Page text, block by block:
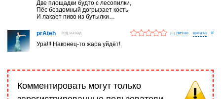
Две площадки будто с лесопилки,
Пёс бездомный догрызает кость
И лакает пиво из бутылки…
prAteh год назад лично #
Ура!!! Наконец-то жара уйдёт!
Комментировать могут только